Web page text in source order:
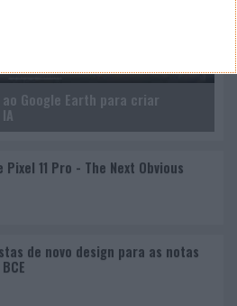
Google Earth para criar
Pixel 11 Pro - The Next Obvious
de novo design para as notas